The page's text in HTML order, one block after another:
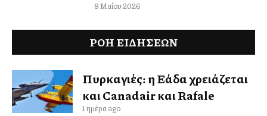
8 Μαΐου 2026
ΡΟΗ ΕΙΔΉΣΕΩΝ
Πυρκαγιές: η Ελλάδα χρειάζεται
και Canadair και Rafale
1 ημέρα ago